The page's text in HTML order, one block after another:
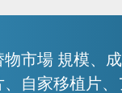
市場 規模、
自家移植片